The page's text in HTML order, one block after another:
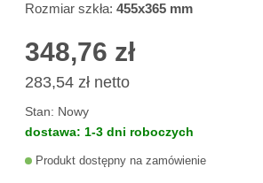
Rozmiar szkła: 455x365 mm
348,76 zł
283,54 zł netto
Stan: Nowy
dostawa: 1-3 dni roboczych
Produkt dostępny na zamówienie